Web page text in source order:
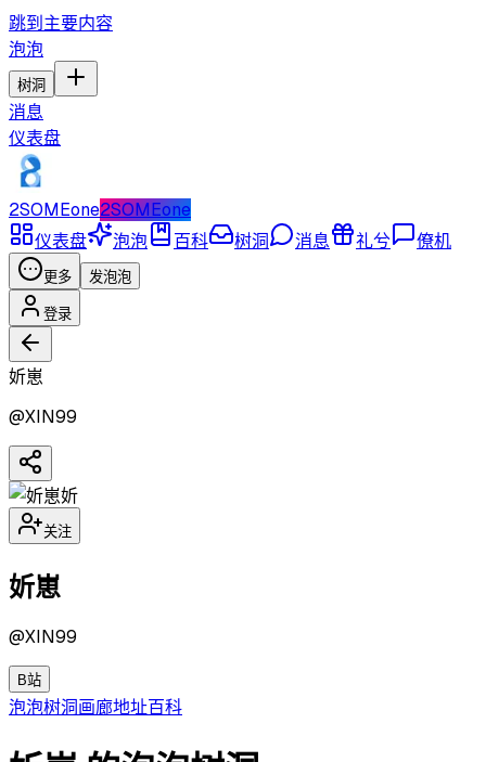
跳到主要内容
泡泡
树洞
消息
仪表盘
2SOMEone2SOMEone
仪表盘
泡泡 百科 树洞 消息 礼兮 僚机
更多 发泡泡
登录
妡崽
@XIN99
妡
关注
妡崽
@XIN99
B站
泡泡树洞画廊地址百科